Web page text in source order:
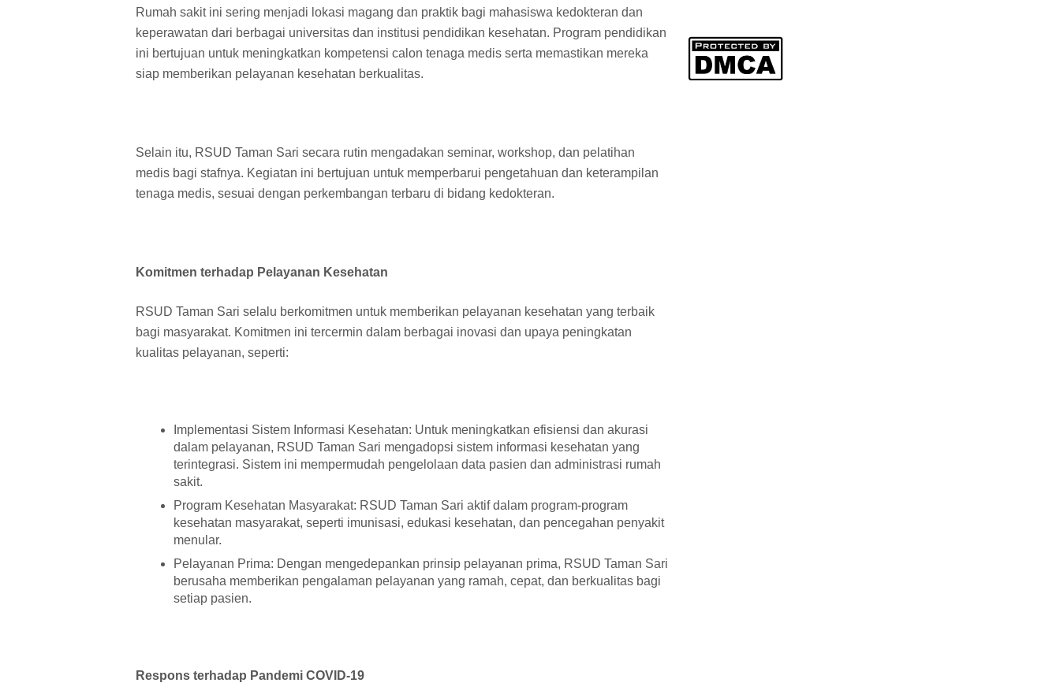
Rumah sakit ini sering menjadi lokasi magang dan praktik bagi mahasiswa kedokteran dan
keperawatan dari berbagai universitas dan institusi pendidikan kesehatan. Program pendidikan
ini bertujuan untuk meningkatkan kompetensi calon tenaga medis serta memastikan mereka
siap memberikan pelayanan kesehatan berkualitas.
Selain itu, RSUD Taman Sari secara rutin mengadakan seminar, workshop, dan pelatihan
medis bagi stafnya. Kegiatan ini bertujuan untuk memperbarui pengetahuan dan keterampilan
tenaga medis, sesuai dengan perkembangan terbaru di bidang kedokteran.
Komitmen terhadap Pelayanan Kesehatan
RSUD Taman Sari selalu berkomitmen untuk memberikan pelayanan kesehatan yang terbaik
bagi masyarakat. Komitmen ini tercermin dalam berbagai inovasi dan upaya peningkatan
kualitas pelayanan, seperti:
Implementasi Sistem Informasi Kesehatan: Untuk meningkatkan efisiensi dan akurasi
dalam pelayanan, RSUD Taman Sari mengadopsi sistem informasi kesehatan yang
terintegrasi. Sistem ini mempermudah pengelolaan data pasien dan administrasi rumah
sakit.
Program Kesehatan Masyarakat: RSUD Taman Sari aktif dalam program-program
kesehatan masyarakat, seperti imunisasi, edukasi kesehatan, dan pencegahan penyakit
menular.
Pelayanan Prima: Dengan mengedepankan prinsip pelayanan prima, RSUD Taman Sari
berusaha memberikan pengalaman pelayanan yang ramah, cepat, dan berkualitas bagi
setiap pasien.
Respons terhadap Pandemi COVID-19